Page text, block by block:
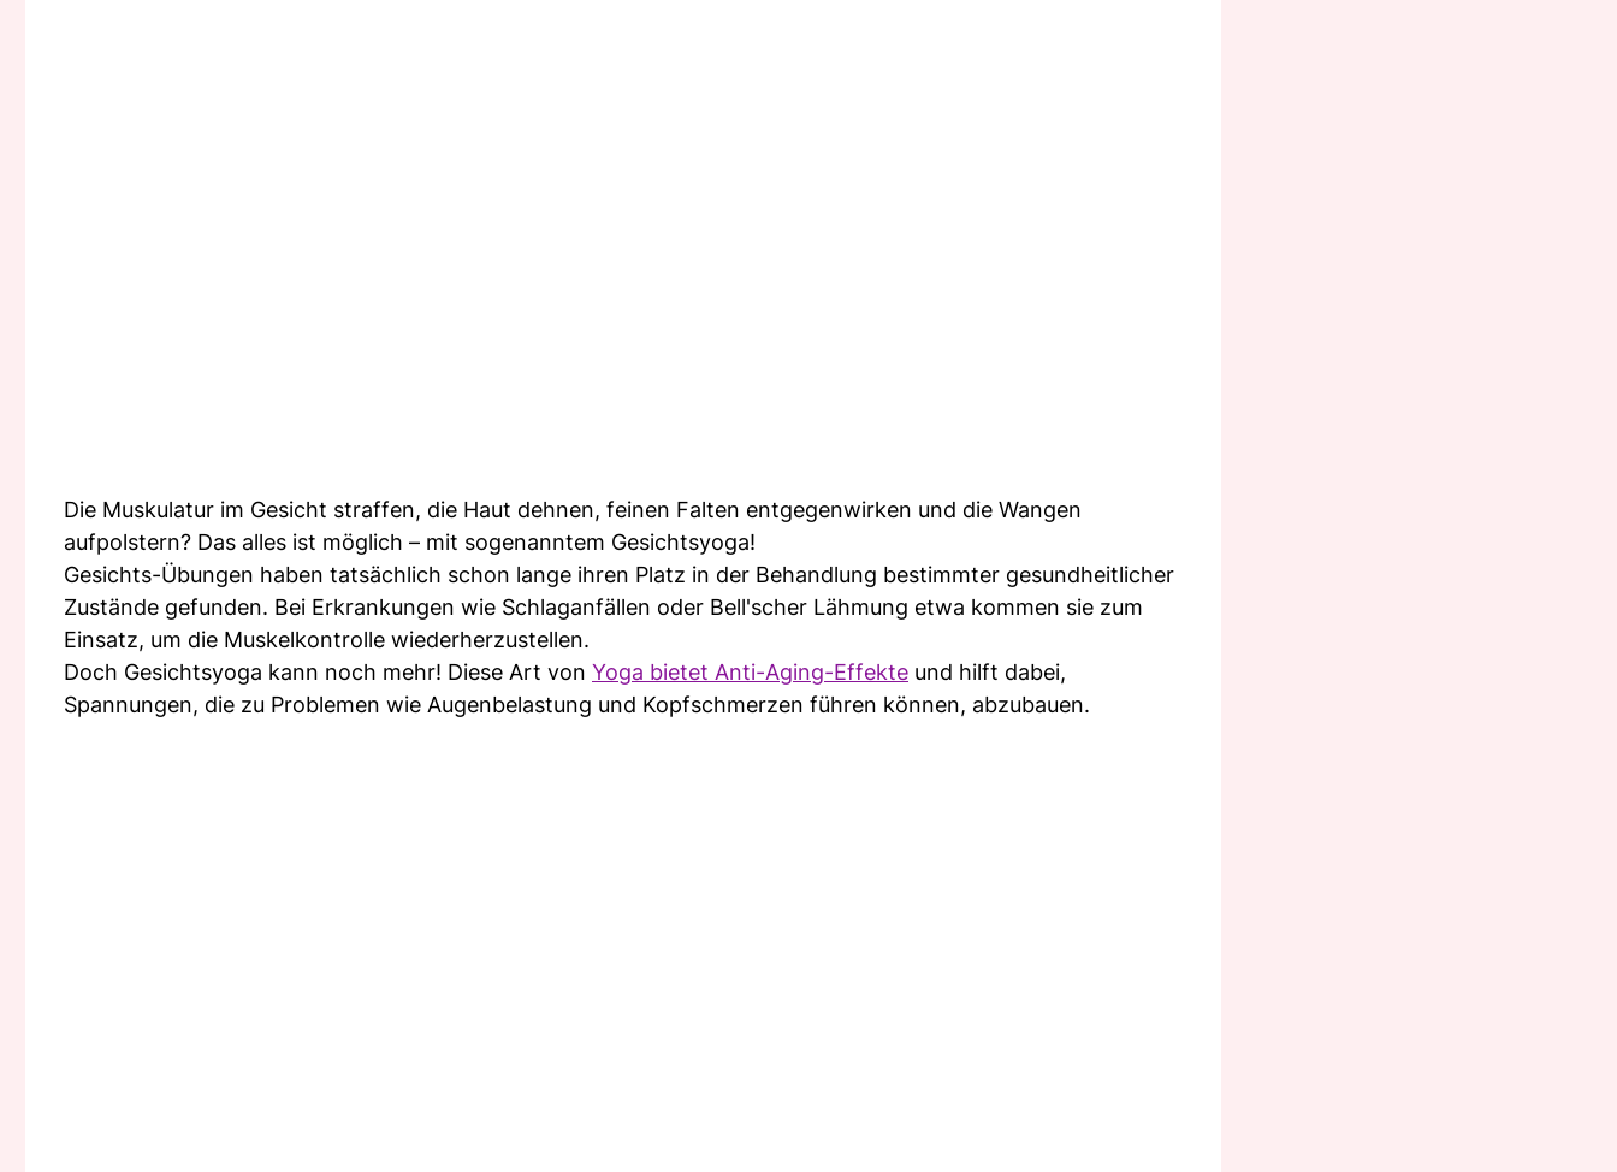
Die Muskulatur im Gesicht straffen, die Haut dehnen, feinen Falten entgegenwirken und die Wangen
aufpolstern? Das alles ist möglich – mit sogenanntem Gesichtsyoga!
Gesichts-Übungen haben tatsächlich schon lange ihren Platz in der Behandlung bestimmter gesundheitlicher
Zustände gefunden. Bei Erkrankungen wie Schlaganfällen oder Bell'scher Lähmung etwa kommen sie zum
Einsatz, um die Muskelkontrolle wiederherzustellen.
Doch Gesichtsyoga kann noch mehr! Diese Art von Yoga bietet Anti-Aging-Effekte und hilft dabei,
Spannungen, die zu Problemen wie Augenbelastung und Kopfschmerzen führen können, abzubauen.